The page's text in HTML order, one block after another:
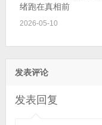
绪跑在真相前
2026-05-10
发表评论
发表回复